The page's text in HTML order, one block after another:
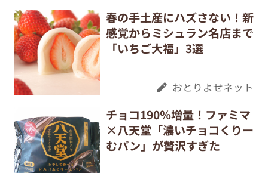
春の手土産にハズさない！新
感覚からミシュラン名店まで
「いちご大福」3選
おとりよせネット
チョコ190％増量！ファミマ
×八天堂「濃いチョコくりー
むパン」が贅沢すぎた